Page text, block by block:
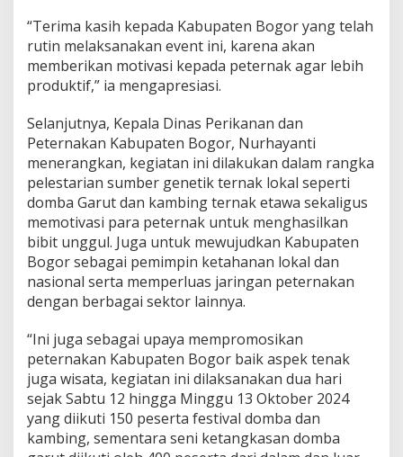
“Terima kasih kepada Kabupaten Bogor yang telah
rutin melaksanakan event ini, karena akan
memberikan motivasi kepada peternak agar lebih
produktif,” ia mengapresiasi.
Selanjutnya, Kepala Dinas Perikanan dan
Peternakan Kabupaten Bogor, Nurhayanti
menerangkan, kegiatan ini dilakukan dalam rangka
pelestarian sumber genetik ternak lokal seperti
domba Garut dan kambing ternak etawa sekaligus
memotivasi para peternak untuk menghasilkan
bibit unggul. Juga untuk mewujudkan Kabupaten
Bogor sebagai pemimpin ketahanan lokal dan
nasional serta memperluas jaringan peternakan
dengan berbagai sektor lainnya.
“Ini juga sebagai upaya mempromosikan
peternakan Kabupaten Bogor baik aspek tenak
juga wisata, kegiatan ini dilaksanakan dua hari
sejak Sabtu 12 hingga Minggu 13 Oktober 2024
yang diikuti 150 peserta festival domba dan
kambing, sementara seni ketangkasan domba